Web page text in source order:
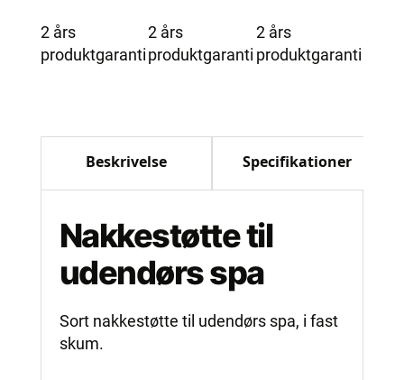
2 års
produktgaranti
2 års
produktgaranti
2 års
produktgaranti
Beskrivelse Specifikationer
Nakkestøtte til
udendørs spa
Sort nakkestøtte til udendørs spa, i fast
skum.